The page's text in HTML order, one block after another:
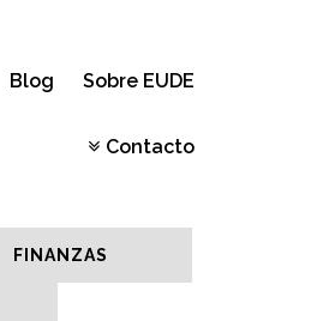
Blog Sobre EUDE
Contacto
FINANZAS